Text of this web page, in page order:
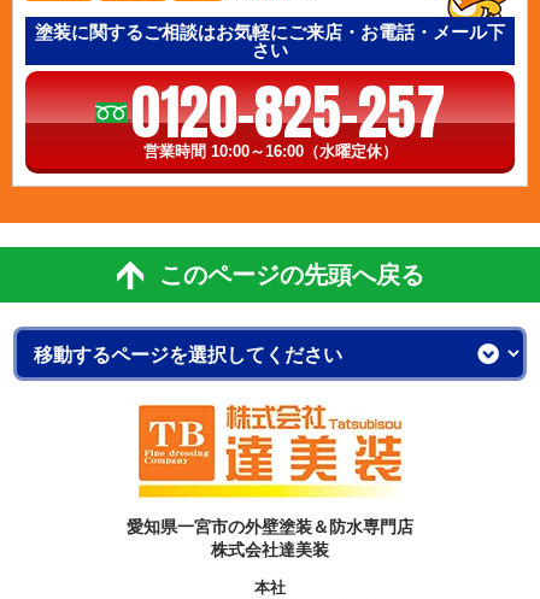
塗装に関するご相談はお気軽にご来店・お電話・メール下
さい
0120-825-257
営業時間 10:00～16:00（水曜定休）
このページの先頭へ戻る
愛知県一宮市の外壁塗装＆防水専門店
株式会社達美装
本社